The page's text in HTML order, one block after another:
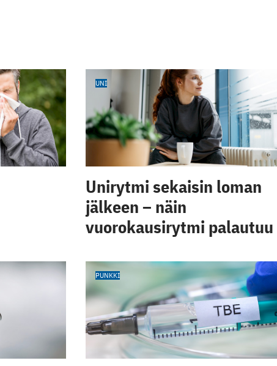
UNI
Unirytmi sekaisin loman
jälkeen – näin
vuorokausirytmi palautuu
PUNKKI